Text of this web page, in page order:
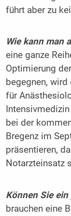
führt aber zu
Wie kann man
eine ganze
Optimierung
begegnen,
für
bei der
Bregenz im
präsentieren,
Notarzteinsatz
Können Sie
brauchen eine